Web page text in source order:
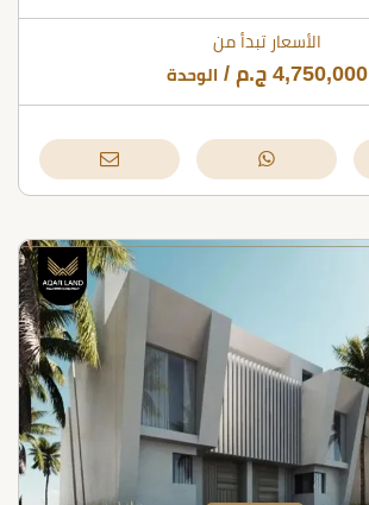
الأسعار تبدأ من
4,750,000 ج.م / الوحدة